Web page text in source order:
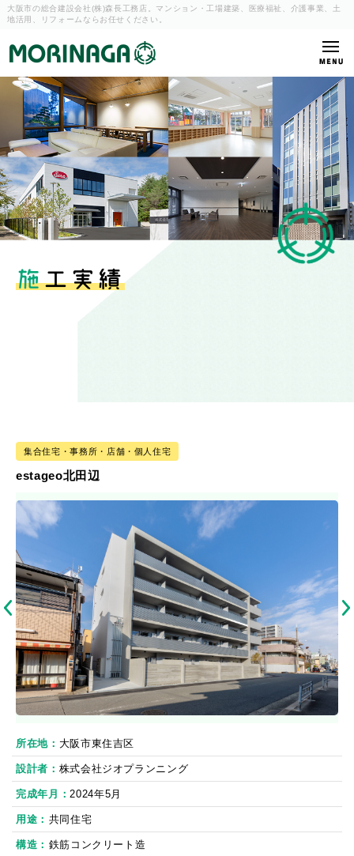
大阪市の総合建設会社(株)森長工務店。マンション・工場建築、
医療福祉、介護事業、土
地活用、リフォームならお任せください。
集合住宅・事務所・店舗・個人住宅
estageo北田辺
所在地 大阪市東住吉区
設計者 株式会社ジオプランニング
完成年月 2024年5月
用途 共同住宅
構造 鉄筋コンクリート造